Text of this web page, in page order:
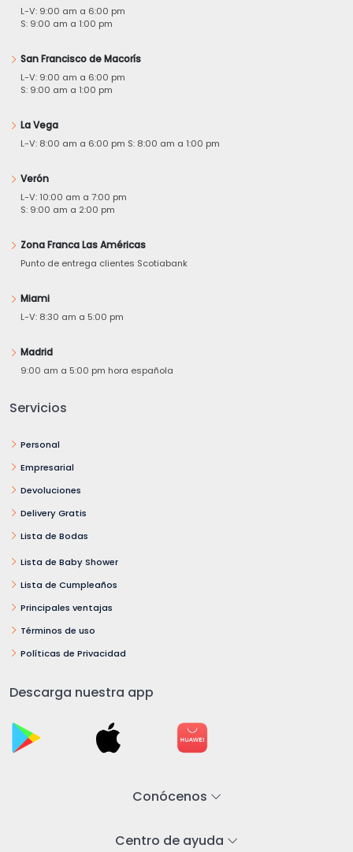
L-V: 9:00 am a 6:00 pm
S: 9:00 am a 1:00 pm
San Francisco de Macorís
L-V: 9:00 am a 6:00 pm
S: 9:00 am a 1:00 pm
La Vega
L-V: 8:00 am a 6:00 pm S: 8:00 am a 1:00 pm
Verón
L-V: 10:00 am a 7:00 pm
S: 9:00 am a 2:00 pm
Zona Franca Las Américas
Punto de entrega clientes Scotiabank
Miami
L-V: 8:30 am a 5:00 pm
Madrid
9:00 am a 5:00 pm hora española
Servicios
Personal
Empresarial
Devoluciones
Delivery Gratis
Lista de Bodas
Lista de Baby Shower
Lista de Cumpleaños
Principales ventajas
Términos de uso
Políticas de Privacidad
Descarga nuestra app
Conócenos
Centro de ayuda